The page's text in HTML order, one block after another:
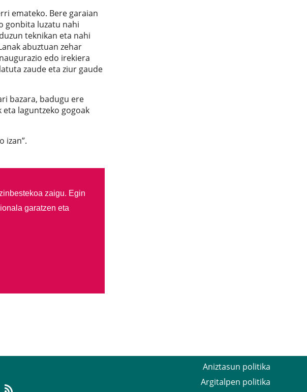
emateko. Bere garaian
gonbita luzatu nahi
teknikan eta nahi
abuztuan zehar
edo irekiera
zaude eta ziur gaude
bazara, badugu ere
laguntzeko gogoak
izan”.
zaigu. Egin
garatzen eta
Aniztasun politika
Argitalpen politika